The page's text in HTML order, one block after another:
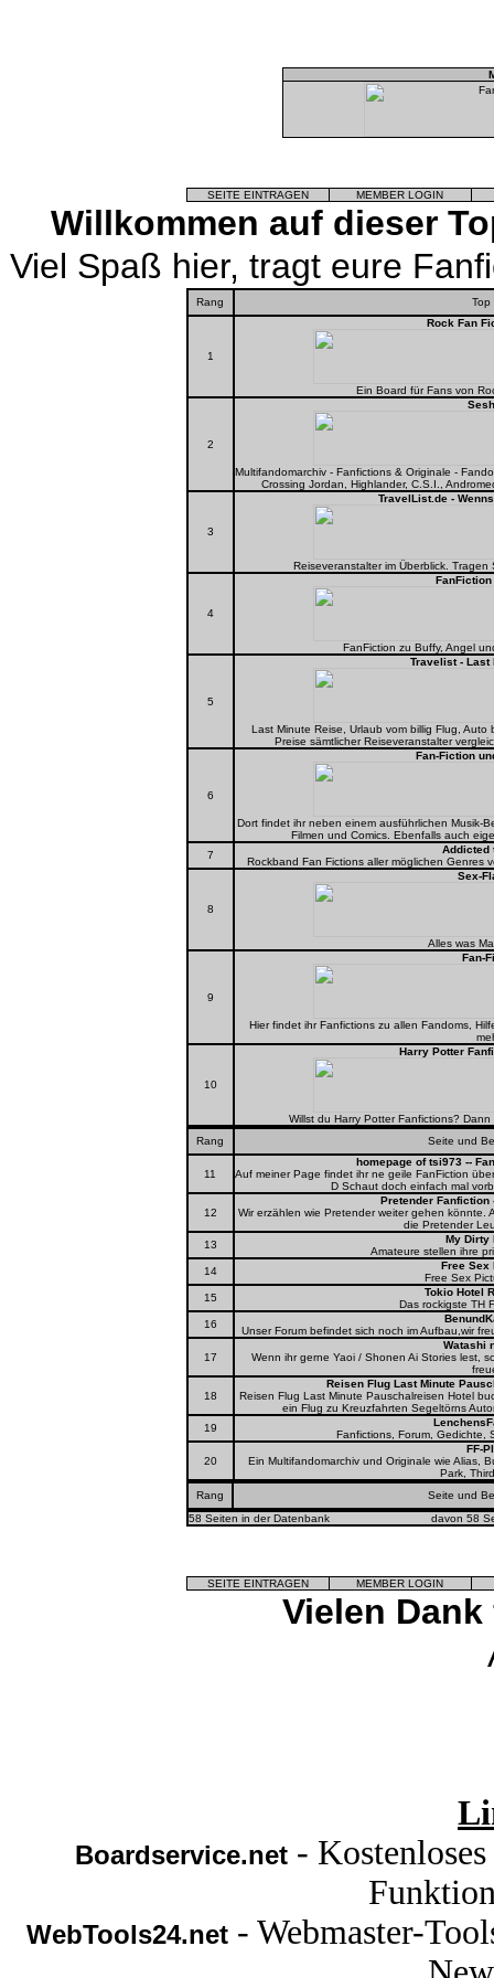
SEITE EINTRAGEN MEMBER LOGIN
Willkommen auf dieser
Viel Spaß hier, tragt eure
Rang Top
1
Rock Fan
Ein Board für Fans von
2
Multifandomarchiv - Fanfictions & Originale -
Crossing Jordan, Highlander, C.S.I.,
3
TravelList.de -
Reiseveranstalter im Überblick.
4
FanFiction zu Buffy, Angel
5
Travelist - Last
Last Minute Reise, Urlaub vom billig Flug,
Preise sämtlicher Reiseveranstalter
6
Fan-Fiction
Dort findet ihr neben einem ausführlichen Musik-
Filmen und Comics. Ebenfalls auch
7
Addicted
Rockband Fan Fictions aller möglichen Genres
8
Sex-
Alles was
9
Fan-
Hier findet ihr Fanfictions zu allen Fandoms,
10
Harry Potter
Willst du Harry Potter Fanfictions?
Rang
Seite und
11
homepage of tsi973 --
Auf meiner Page findet ihr ne geile FanFiction
D Schaut doch einfach mal
12
Pretender Fanfiction
Wir erzählen wie Pretender weiter gehen könnte.
die Pretender
13
My Dirty
Amateure stellen ihre
14
Free Sex
Free Sex
15
Tokio Hotel
Das rockigste TH
16
Unser Forum befindet sich noch im Aufbau,wir
17
Watashi
Wenn ihr gerne Yaoi / Shonen Ai Stories lest,
18
Reisen Flug Last Minute
Reisen Flug Last Minute Pauschalreisen Hotel
ein Flug zu Kreuzfahrten Segeltörns
19
Fanfictions, Forum, Gedichte,
20
FF-
Ein Multifandomarchiv und Originale wie Alias,
Park,
Rang
Seite und
58 Seiten in der Datenbank
davon 58
SEITE EINTRAGEN MEMBER LOGIN
Vielen
Boardservice.net-
WebTools24.net - Webmaster-